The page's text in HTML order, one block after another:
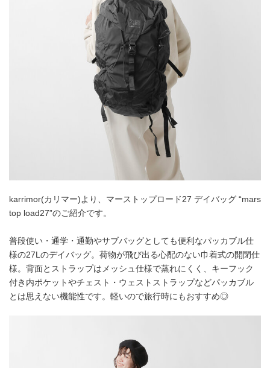
karrimor(カリマー)より、マーストップロード27 デイバッグ “mars
top load27”のご紹介です。
普段使い・通学・通勤やサブバッグとしても便利なパッカブル仕
様の27Lのデイバッグ。荷物が飛び出る心配のない巾着式の開閉仕
様。背面とストラップはメッシュ仕様で蒸れにくく、キーフック
付き内ポケットやチェスト・ウェストストラップなどパッカブル
とは思えない機能性です。軽いので旅行時にもおすすめ◎